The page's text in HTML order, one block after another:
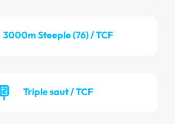
3000m Steeple (76) / TCF
Triple saut / TCF